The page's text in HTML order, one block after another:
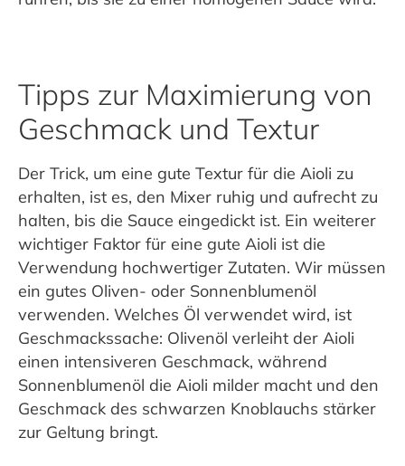
Tipps zur Maximierung von
Geschmack und Textur
Der Trick, um eine gute Textur für die Aioli zu
erhalten, ist es, den Mixer ruhig und aufrecht zu
halten, bis die Sauce eingedickt ist. Ein weiterer
wichtiger Faktor für eine gute Aioli ist die
Verwendung hochwertiger Zutaten. Wir müssen
ein gutes Oliven- oder Sonnenblumenöl
verwenden. Welches Öl verwendet wird, ist
Geschmackssache: Olivenöl verleiht der Aioli
einen intensiveren Geschmack, während
Sonnenblumenöl die Aioli milder macht und den
Geschmack des schwarzen Knoblauchs stärker
zur Geltung bringt.